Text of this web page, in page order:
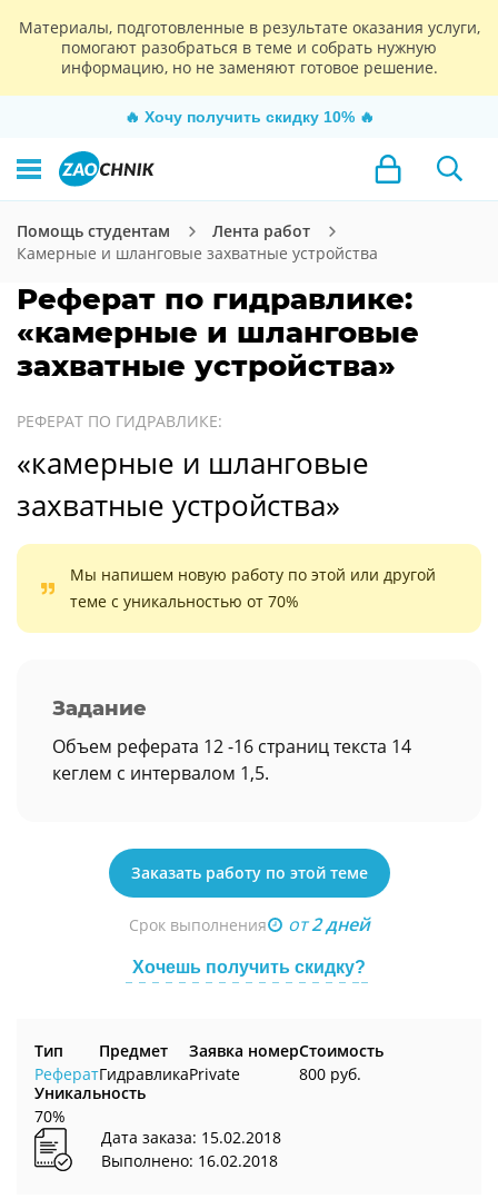
Материалы, подготовленные в результате оказания услуги,
помогают разобраться в теме и собрать нужную
информацию, но не заменяют готовое решение.
🔥 Хочу получить скидку 10% 🔥
Помощь студентам
Лента работ
Камерные и шланговые захватные устройства
Реферат по гидравлике:
«камерные и шланговые
захватные устройства»
РЕФЕРАТ ПО ГИДРАВЛИКЕ:
«камерные и шланговые
захватные устройства»
Мы напишем новую работу по этой или другой
теме с уникальностью от 70%
Задание
Объем реферата 12 -16 страниц текста 14
кеглем с интервалом 1,5.
Заказать работу по этой теме
Срок выполнения от2 дней
Хочешь получить скидку?
Тип
Реферат
Предмет
Гидравлика
Заявка номер
Private
Стоимость
800 руб.
Уникальность
70%
Дата заказа: 15.02.2018
Выполнено: 16.02.2018